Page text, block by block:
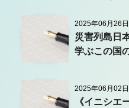
2025年06月26日
災害列島日
学ぶこの国
2025年06月02日
《イニシエ